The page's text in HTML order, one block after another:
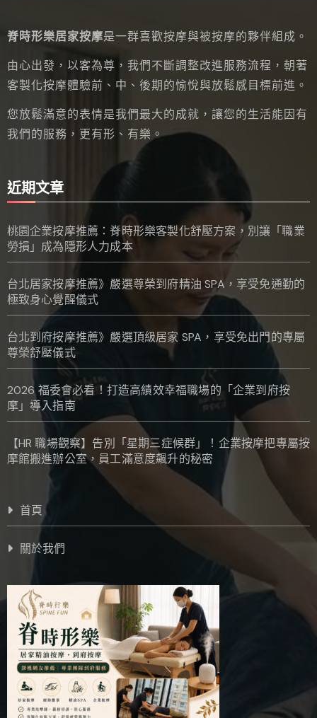
脊時形樂居家按摩是一群喜歡按摩與被按摩的夥伴組成。
由心出發，以客為尊，我們不斷調整改進服務流程，朝著
客製化按摩體驗前、中、後期的愉悅與放鬆感目標前進。
您放鬆滿意的表情是我們最大的成就，讓您的生活能因有
我們的服務，更有形、有樂。
近期文章
桃園企業按摩推薦：脊時形樂客製化舒壓方案，別讓「職業
勞損」成為隱形人力成本
台北居家按摩推薦》嚴選尊榮到府精油 SPA，享受免通勤的
極致身心覺醒儀式
台北到府按摩推薦》嚴選頂級居家 SPA，享受免出門的專屬
尊榮舒壓儀式
2026 福委會必看！打造高績效幸福職場的「企業到府按
摩」導入指南
【HR 職場觀察】告別「星期三症候群」！企業按摩把專屬按
摩館搬進辦公室，員工滿意度飆升的秘密
首頁
關於我們